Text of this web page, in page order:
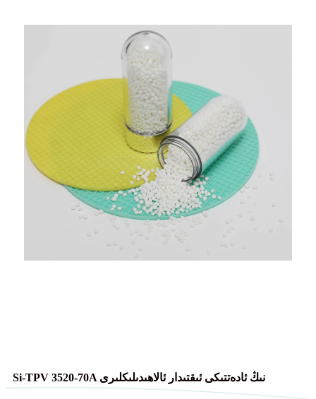
Si-TPV 3520-70A نىڭ ئادەتتىكى ئىقتىدار ئالاھىدىلىكلىرى